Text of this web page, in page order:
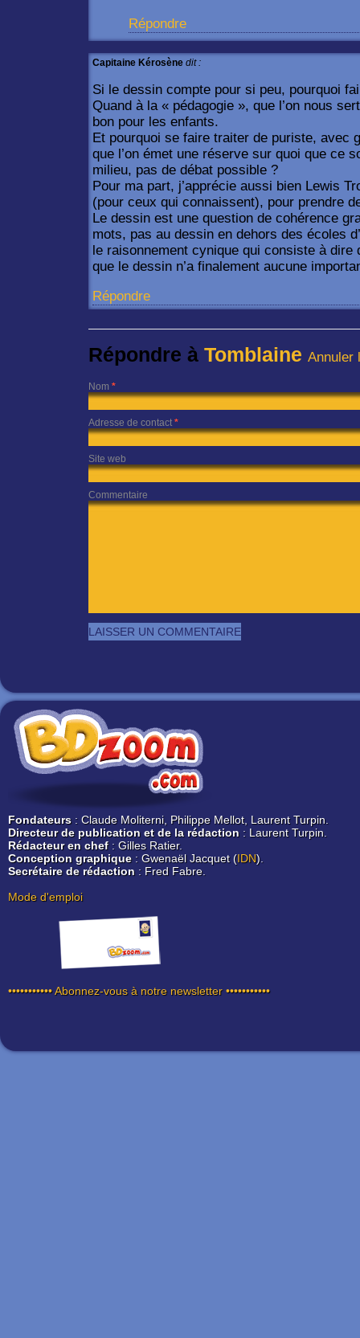
Répondre
Capitaine Kérosène dit :
Si le dessin compte pour si peu, pourquoi
Quand à la « pédagogie », que l’on nous
bon pour les enfants.
Et pourquoi se faire traiter de puriste, avec
que l’on émet une réserve sur quoi que ce
milieu, pas de débat possible ?
Pour ma part, j’apprécie aussi bien Lewis
(pour ceux qui connaissent), pour prendre
Le dessin est une question de cohérence
mots, pas au dessin en dehors des écoles
le raisonnement cynique qui consiste à dire
que le dessin n’a finalement aucune
Répondre
Répondre à Tomblaine Annuler
Nom *
Adresse de contact *
Site web
Commentaire
Fondateurs : Claude Moliterni, Philippe Mellot, Laurent Turpin.
Directeur de publication et de la rédaction : Laurent Turpin.
Rédacteur en chef: Gilles Ratier.
Conception graphique: Gwenaël Jacquet (IDN).
Secrétaire de rédaction : Fred Fabre.
Mode d'emploi
••••••••••• Abonnez-vous à notre newsletter •••••••••••